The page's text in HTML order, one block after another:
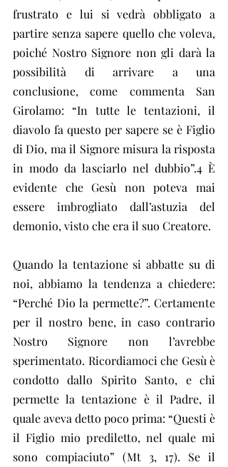
frustrato e lui si vedrà obbligato a
partire senza sapere quello che voleva,
poiché Nostro Signore non gli darà la
possibilità di arrivare a una
conclusione, come commenta San
Girolamo: “In tutte le tentazioni, il
diavolo fa questo per sapere se è Figlio
di Dio, ma il Signore misura la risposta
in modo da lasciarlo nel dubbio”.4 È
evidente che Gesù non poteva mai
essere imbrogliato dall’astuzia del
demonio, visto che era il suo Creatore.
Quando la tentazione si abbatte su di
noi, abbiamo la tendenza a chiedere:
“Perché Dio la permette?”. Certamente
per il nostro bene, in caso contrario
Nostro Signore non l’avrebbe
sperimentato. Ricordiamoci che Gesù è
condotto dallo Spirito Santo, e chi
permette la tentazione è il Padre, il
quale aveva detto poco prima: “Questi è
il Figlio mio prediletto, nel quale mi
sono compiaciuto” (Mt 3, 17). Se il